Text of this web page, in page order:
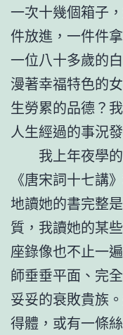
一次十幾個箱子
件放進，一件件
一位八十多歲的
漫著幸福特色的
生勞累的品德？
人生經過的事況
我上年夜學
《唐宋詞十七講
地讀她的書完整
質，我讀她的某
座錄像也不止一
師垂垂平面、完
妥妥的衰敗貴族
得體，或有一條